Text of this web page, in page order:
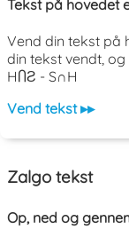
Tekst på hovedet
Vend din tekst på
din tekst vendt,
HႶƧ - S∩H
Vend tekst ▸▸
Zalgo tekst
Op, ned og